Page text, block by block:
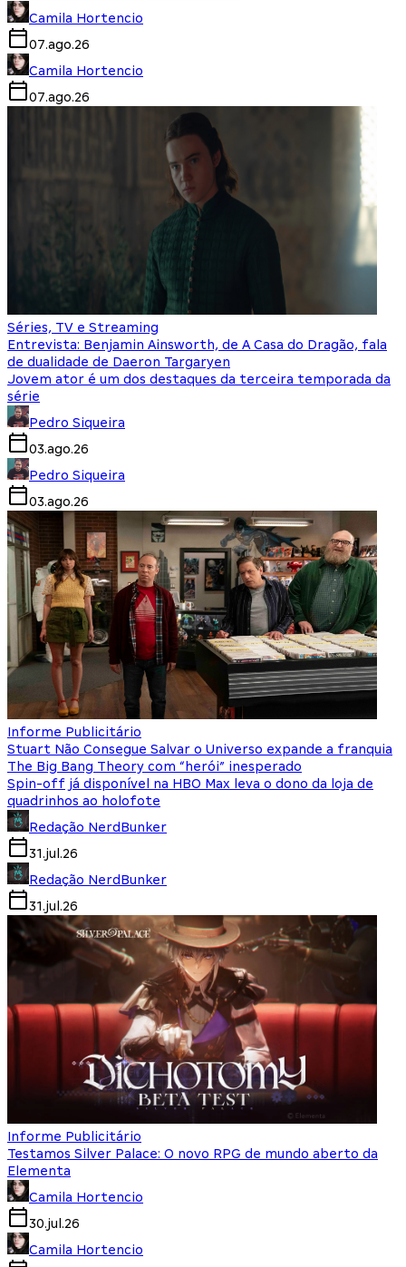
Camila Hortencio
07.ago.26
Camila Hortencio
07.ago.26
Séries, TV e Streaming
Entrevista: Benjamin Ainsworth, de A Casa do Dragão, fala
de dualidade de Daeron Targaryen
Jovem ator é um dos destaques da terceira temporada da
série
Pedro Siqueira
03.ago.26
Pedro Siqueira
03.ago.26
Informe Publicitário
Stuart Não Consegue Salvar o Universo expande a franquia
The Big Bang Theory com “herói” inesperado
Spin-off já disponível na HBO Max leva o dono da loja de
quadrinhos ao holofote
Redação NerdBunker
31.jul.26
Redação NerdBunker
31.jul.26
Informe Publicitário
Testamos Silver Palace: O novo RPG de mundo aberto da
Elementa
Camila Hortencio
30.jul.26
Camila Hortencio